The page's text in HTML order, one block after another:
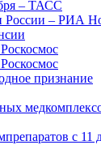
– ТАСС
России – РИА
признание
с 11